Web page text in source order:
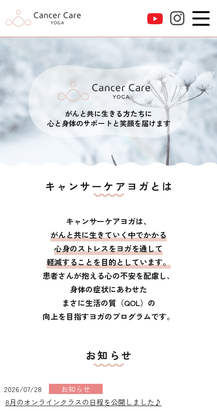
がんと共に生きる方たちに
心と身体のサポートと笑顔を届けます
キャンサーケアヨガとは
キャンサーケアヨガは、
がんと共に生きていく中でかかる
心身のストレスをヨガを通して
軽減することを目的としています。
患者さんが抱える心の不安を配慮し、
身体の症状にあわせた
まさに生活の質（QOL）の
向上を目指すヨガのプログラムです。
お知らせ
2026/07/28
お知らせ
8月のオンラインクラスの日程を公開しました♪